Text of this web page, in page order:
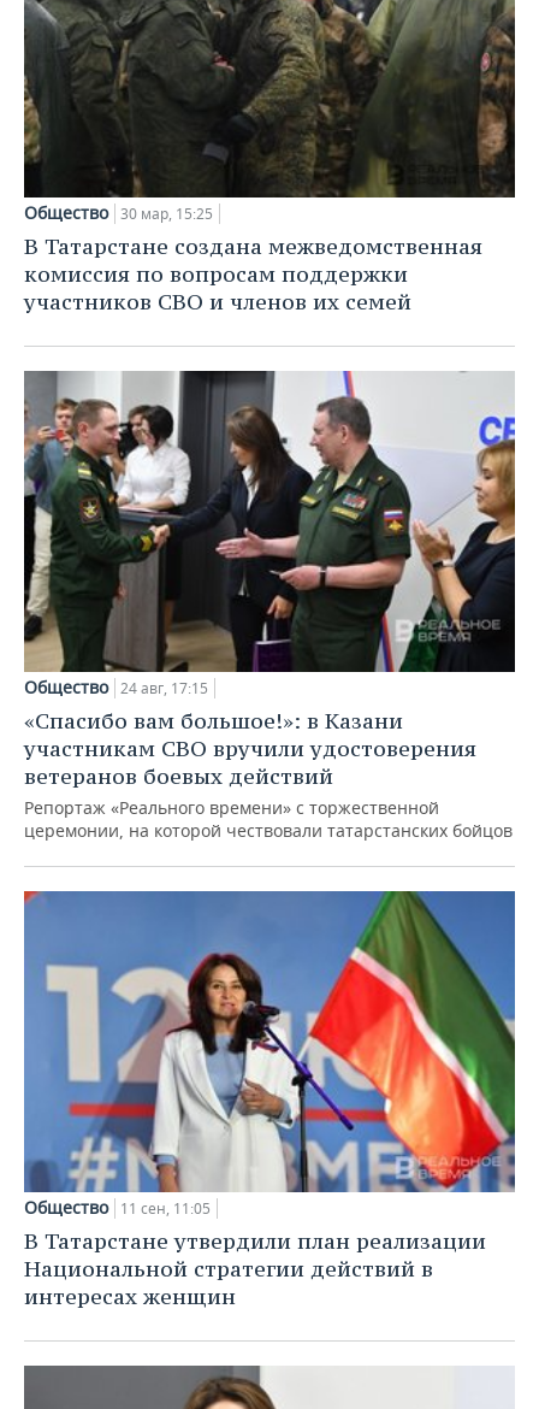
Общество 30 мар, 15:25
В Татарстане создана межведомственная
комиссия по вопросам поддержки
участников СВО и членов их семей
Общество 24 авг, 17:15
«Спасибо вам большое!»: в Казани
участникам СВО вручили удостоверения
ветеранов боевых действий
Репортаж «Реального времени» с торжественной
церемонии, на которой чествовали татарстанских бойцов
Общество 11 сен, 11:05
В Татарстане утвердили план реализации
Национальной стратегии действий в
интересах женщин